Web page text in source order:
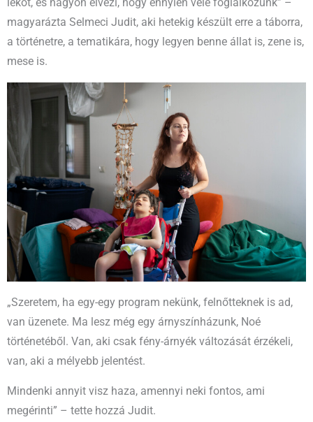
leköt, és nagyon élvezi, hogy ennyien vele foglalkozunk” –
magyarázta Selmeci Judit, aki hetekig készült erre a táborra,
a történetre, a tematikára, hogy legyen benne állat is, zene is,
mese is.
„Szeretem, ha egy-egy program nekünk, felnőtteknek is ad,
van üzenete. Ma lesz még egy árnyszínházunk, Noé
történetéből. Van, aki csak fény-árnyék változását érzékeli,
van, aki a mélyebb jelentést.
Mindenki annyit visz haza, amennyi neki fontos, ami
megérinti” – tette hozzá Judit.